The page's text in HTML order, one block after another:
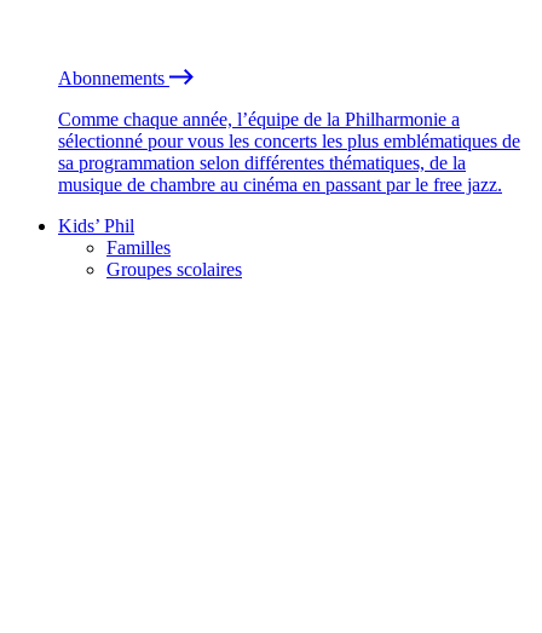
Abonnements
Comme chaque année, l’équipe de la Philharmonie a
sélectionné pour vous les concerts les plus emblématiques de
sa programmation selon différentes thématiques, de la
musique de chambre au cinéma en passant par le free jazz.
Kids’ Phil
Familles
Groupes scolaires